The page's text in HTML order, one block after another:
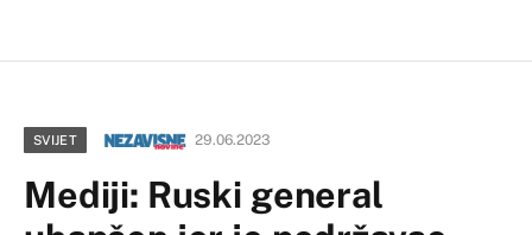
SVIJET 29.06.2023
Mediji: Ruski general